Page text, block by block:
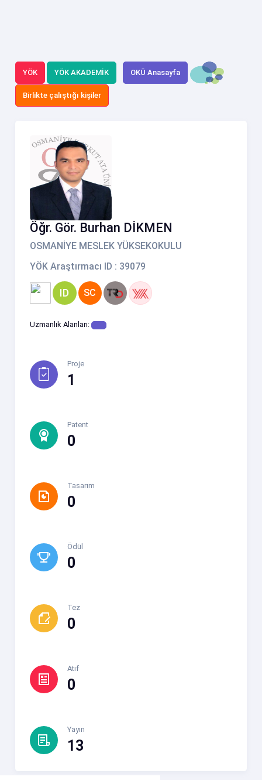
YÖK YÖK AKADEMİK OKÜ Anasayfa
Birlikte çalıştığı kişiler
Öğr. Gör. Burhan DİKMEN
OSMANİYE MESLEK YÜKSEKOKULU
YÖK Araştırmacı ID : 39079
ID SC
Uzmanlık Alanları:
Proje
1
Patent
0
Tasarım
0
Ödül
0
Tez
0
Atıf
0
Yayın
13